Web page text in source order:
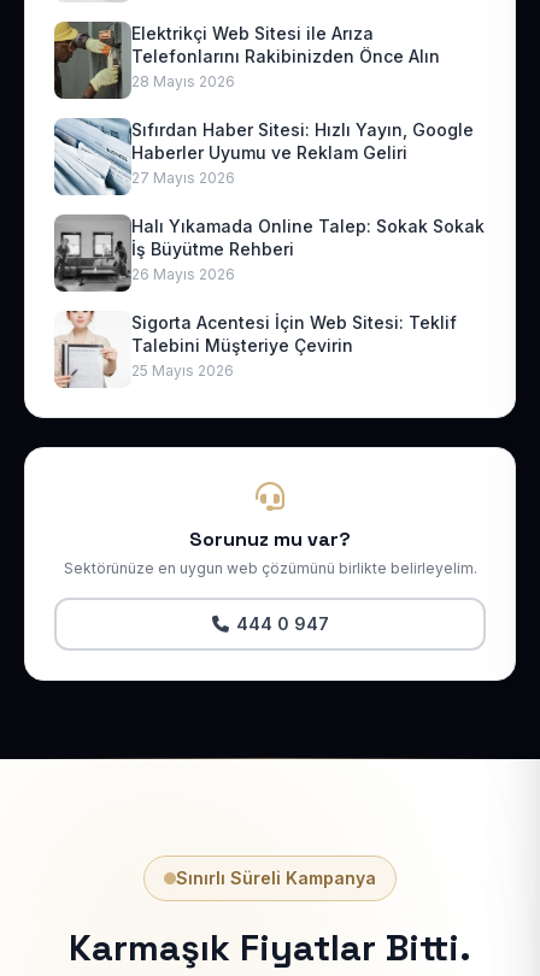
Elektrikçi Web Sitesi ile Arıza
Telefonlarını Rakibinizden Önce Alın
28 Mayıs 2026
Sıfırdan Haber Sitesi: Hızlı Yayın, Google
Haberler Uyumu ve Reklam Geliri
27 Mayıs 2026
Halı Yıkamada Online Talep: Sokak Sokak
İş Büyütme Rehberi
26 Mayıs 2026
Sigorta Acentesi İçin Web Sitesi: Teklif
Talebini Müşteriye Çevirin
25 Mayıs 2026
Sorunuz mu var?
Sektörünüze en uygun web çözümünü birlikte belirleyelim.
444 0 947
Sınırlı Süreli Kampanya
Karmaşık Fiyatlar Bitti.